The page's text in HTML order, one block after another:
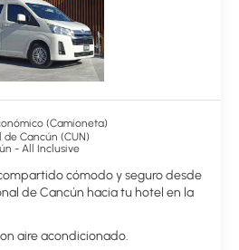
(Camioneta)
Cancún (CUN)
- All Inclusive
cómodo y seguro desde
de Cancún hacia tu hotel en la
aire acondicionado.